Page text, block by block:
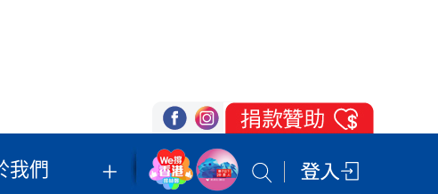
我們 我們的立場 登記支持 聯絡我們